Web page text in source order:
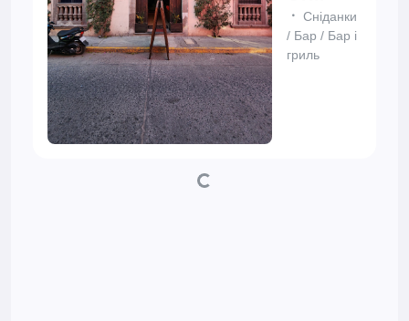
Сніданки
/ Бар / Бар і
гриль